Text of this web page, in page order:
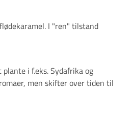
I "ren" tilstand
i f.eks. Sydafrika og
men skifter over tiden til